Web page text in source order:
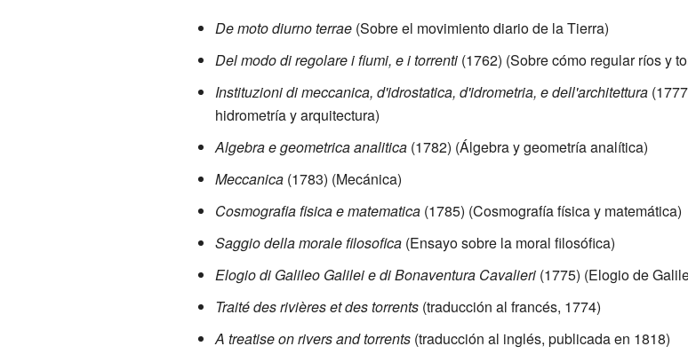
De moto diurno terrae(Sobre el movimiento diario de la Tierra)
Del modo di regolare i fiumi, e i torrenti(1762) (Sobre cómo regular ríos y
Instituzioni di meccanica, d'idrostatica, d'idrometria, e dell'architettura
hidrometría y arquitectura)
Algebra e geometrica analitica(1782) (Álgebra y geometría analítica)
Meccanica(1783) (Mecánica)
Cosmografia fisica e matematica(1785) (Cosmografía física y matemática)
Saggio della morale filosofica(Ensayo sobre la moral filosófica)
Elogio di Galileo Galilei e di Bonaventura Cavalieri(1775) (Elogio de
Traité des rivières et des torrents(traducción al francés, 1774)
A treatise on rivers and torrents(traducción al inglés, publicada en 1818)